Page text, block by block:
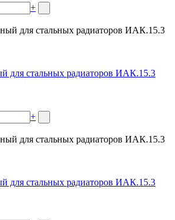
+
для стальных радиаторов ИАК.15.3
+
для стальных радиаторов ИАК.15.3